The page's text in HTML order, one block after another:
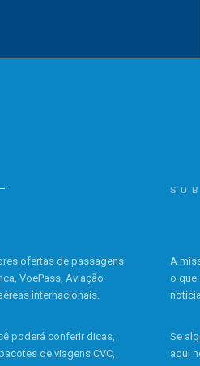
ofertas de passagens
VoePass, Aviação
internacionais.
poderá conferir dicas,
de viagens CVC,
A
o que
Se
aqui